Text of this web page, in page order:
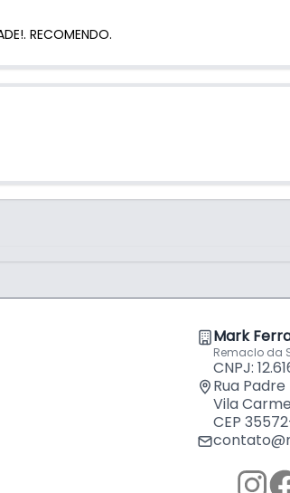
RECOMENDO.
Mark
Remaclo da
CNPJ:
Rua
Vila
CEP